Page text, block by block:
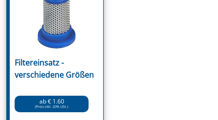
Filtereinsatz -
verschiedene Größen
ab € 1.60
(Preis inkl. 20% USt.)